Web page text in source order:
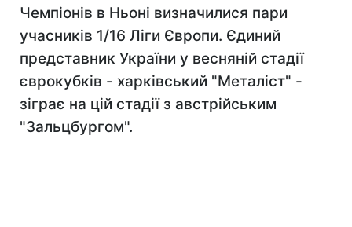
Чемпіонів в Ньоні визначилися пари
учасників 1/16 Ліги Європи. Єдиний
представник України у весняній стадії
єврокубків - харківський "Металіст" -
зіграє на цій стадії з австрійським
"Зальцбургом".